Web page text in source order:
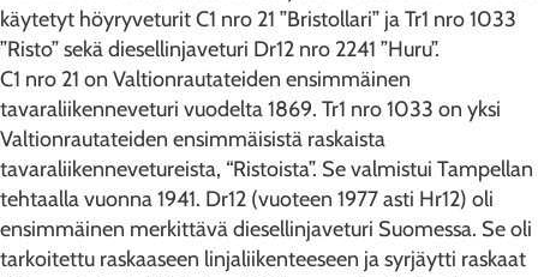
käytetyt höyryveturit C1 nro 21 ”Bristollari” ja Tr1 nro 1033
”Risto” sekä diesellinjaveturi Dr12 nro 2241 ”Huru”.
C1 nro 21 on Valtionrautateiden ensimmäinen
tavaraliikenneveturi vuodelta 1869. Tr1 nro 1033 on yksi
Valtionrautateiden ensimmäisistä raskaista
tavaraliikennevetureista, “Ristoista”. Se valmistui Tampellan
tehtaalla vuonna 1941. Dr12 (vuoteen 1977 asti Hr12) oli
ensimmäinen merkittävä diesellinjaveturi Suomessa. Se oli
tarkoitettu raskaaseen linjaliikenteeseen ja syrjäytti raskaat